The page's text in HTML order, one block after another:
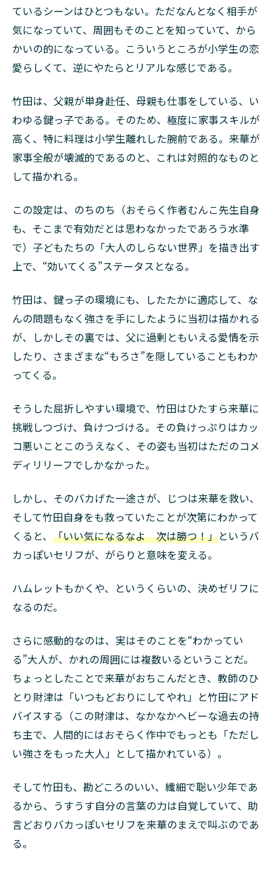
ているシーンはひとつもない。ただなんとなく相手が
気になっていて、周囲もそのことを知っていて、から
かいの的になっている。こういうところが小学生の恋
愛らしくて、逆にやたらとリアルな感じである。
竹田は、父親が単身赴任、母親も仕事をしている、い
わゆる鍵っ子である。そのため、極度に家事スキルが
高く、特に料理は小学生離れした腕前である。来華が
家事全般が壊滅的であるのと、これは対照的なものと
して描かれる。
この設定は、のちのち（おそらく作者むんこ先生自身
も、そこまで有効だとは思わなかったであろう水準
で）子どもたちの「大人のしらない世界」を描き出す
上で、“効いてくる”ステータスとなる。
竹田は、鍵っ子の環境にも、したたかに適応して、な
んの問題もなく強さを手にしたように当初は描かれる
が、しかしその裏では、父に過剰ともいえる愛情を示
したり、さまざまな“もろさ”を隠していることもわか
ってくる。
そうした屈折しやすい環境で、竹田はひたすら来華に
挑戦しつづけ、負けつづける。その負けっぷりはカッ
コ悪いことこのうえなく、その姿も当初はただのコメ
ディリリーフでしかなかった。
しかし、そのバカげた一途さが、じつは来華を救い、
そして竹田自身をも救っていたことが次第にわかって
くると、 「いい気になるなよ 次は勝つ！」というバ
カっぽいセリフが、がらりと意味を変える。
ハムレットもかくや、というくらいの、決めゼリフに
なるのだ。
さらに感動的なのは、実はそのことを“わかってい
る”大人が、かれの周囲には複数いるということだ。
ちょっとしたことで来華がおちこんだとき、教師のひ
とり財津は「いつもどおりにしてやれ」と竹田にアド
バイスする（この財津は、なかなかヘビーな過去の持
ち主で、人間的にはおそらく作中でもっとも「ただし
い強さをもった大人」として描かれている）。
そして竹田も、勘どころのいい、繊細で聡い少年であ
るから、うすうす自分の言葉の力は自覚していて、助
言どおりバカっぽいセリフを来華のまえで叫ぶのであ
る。